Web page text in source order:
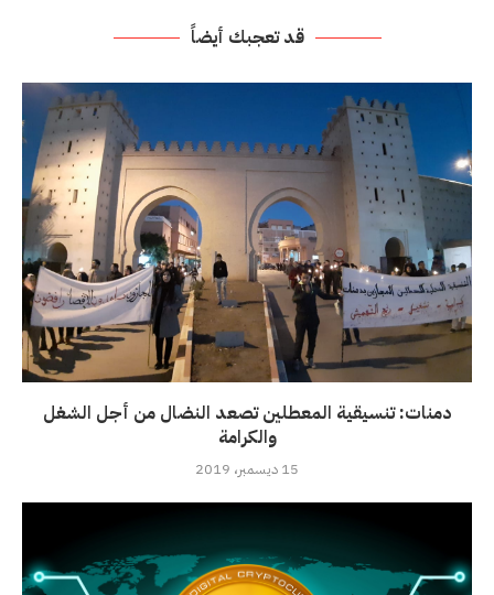
قد تعجبك أيضاً
دمنات: تنسيقية المعطلين تصعد النضال من أجل الشغل
والكرامة
15 ديسمبر، 2019